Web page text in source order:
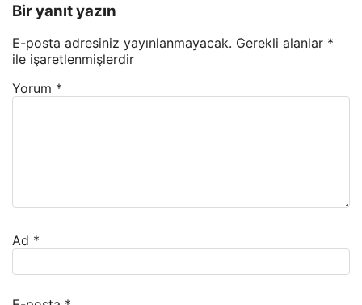
Bir yanıt yazın
E-posta adresiniz yayınlanmayacak. Gerekli alanlar *
ile işaretlenmişlerdir
Yorum *
Ad *